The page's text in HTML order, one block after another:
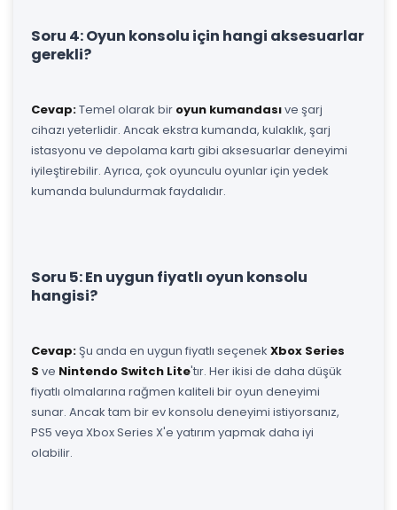
Soru 4: Oyun konsolu için hangi aksesuarlar
gerekli?
Cevap:Temel olarak bir oyun kumandasıve şarj
cihazı yeterlidir. Ancak ekstra kumanda, kulaklık, şarj
istasyonu ve depolama kartı gibi aksesuarlar deneyimi
iyileştirebilir. Ayrıca, çok oyunculu oyunlar için yedek
kumanda bulundurmak faydalıdır.
Soru 5: En uygun fiyatlı oyun konsolu
hangisi?
Cevap:Şu anda en uygun fiyatlı seçenek Xbox Series
S ve Nintendo Switch Lite'tır. Her ikisi de daha düşük
fiyatlı olmalarına rağmen kaliteli bir oyun deneyimi
sunar. Ancak tam bir ev konsolu deneyimi istiyorsanız,
PS5 veya Xbox Series X'e yatırım yapmak daha iyi
olabilir.